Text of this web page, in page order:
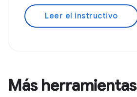
Leer el instructivo
Más herramientas